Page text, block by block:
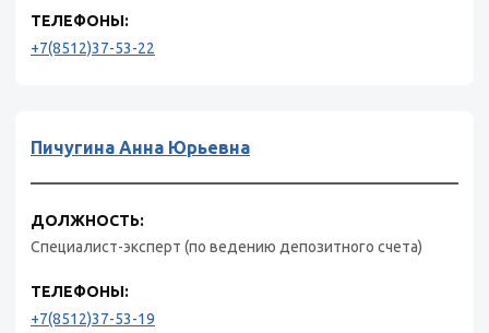
ТЕЛЕФОНЫ:
+7(8512)37-53-22
Пичугина Анна Юрьевна
ДОЛЖНОСТЬ:
Специалист-эксперт (по ведению депозитного счета)
ТЕЛЕФОНЫ:
+7(8512)37-53-19